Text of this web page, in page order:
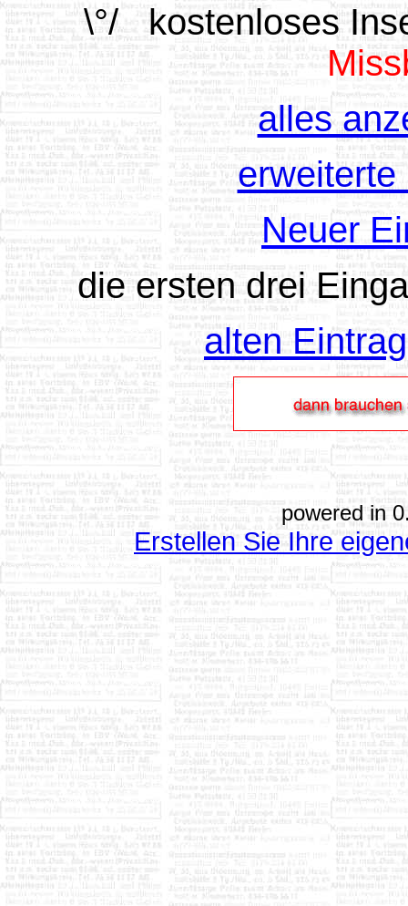
\°/ kostenloses
alles
Neuer
die ersten drei
alten
powered in
Erstellen Sie Ihre